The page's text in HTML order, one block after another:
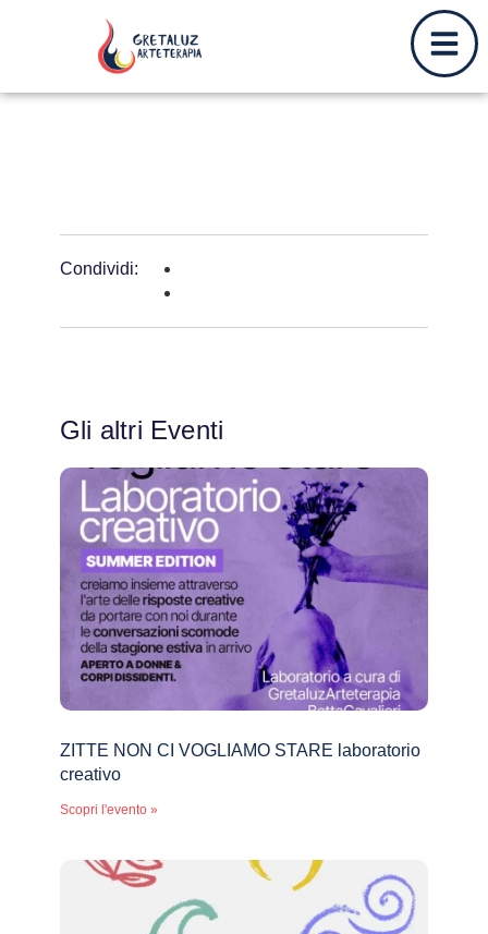
Condividi:
Gli altri Eventi
ZITTE NON CI VOGLIAMO STARE laboratorio
creativo
Scopri l'evento »